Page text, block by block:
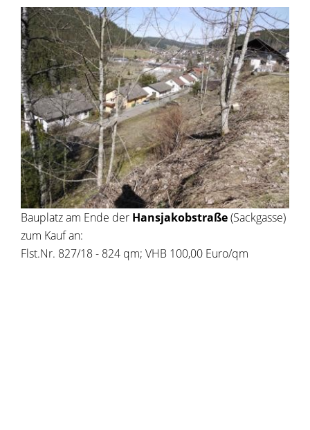
Bauplatz am Ende der Hansjakobstraße(Sackgasse)
zum Kauf an:
Flst.Nr. 827/18 - 824 qm; VHB 100,00 Euro/qm